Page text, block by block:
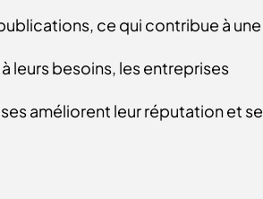
ce qui contribue à une
leurs besoins, les entreprises
améliorent leur réputation et se